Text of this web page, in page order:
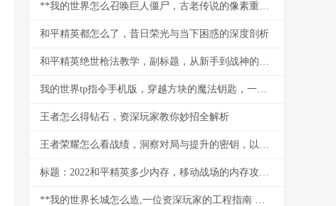
**我的世界怎么召唤巨人僵尸，古老传说的像素重现**
和平精英都怎么了，昔日荣光与当下困惑的深度剖析
和平精英绝世枪法教学，副标题，从新手到战神的精准之道
我的世界tp指令手机版，穿越方块的魔法钥匙，一段关于空间与创造的奇幻之旅
王者怎么得钻石，资深玩家教你妙招全解析
王者荣耀怎么看战绩，洞察对局与提升的密钥，以数据为镜照见成长之路
标题：2022和平精英多少内存，移动战场的内存攻防战
**我的世界长城怎么造,一位资深玩家的工程指南 副标题,从规划到竣工的完整心得**